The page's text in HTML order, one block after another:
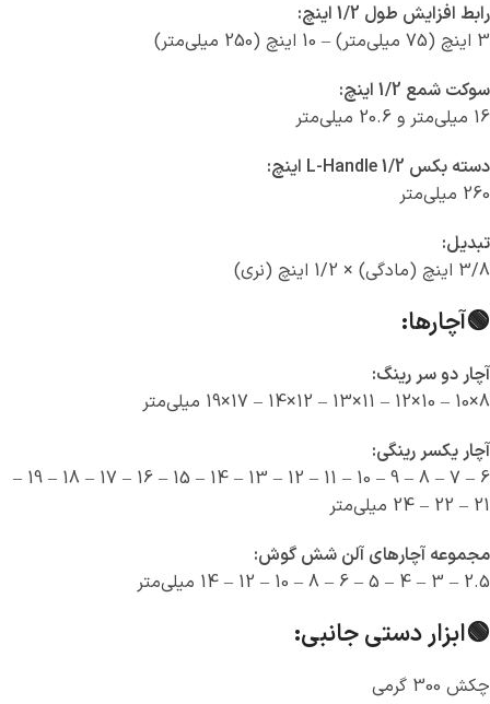
رابط افزایش طول 1/2 اینچ:
3 اینچ (75 میلی‌متر) – 10 اینچ (250 میلی‌متر)
سوکت شمع 1/2 اینچ:
16 میلی‌متر و 20.6 میلی‌متر
دسته بکس L-Handle 1/2 اینچ:
260 میلی‌متر
تبدیل:
3/8 اینچ (مادگی) × 1/2 اینچ (نری)
🟢آچارها:
آچار دو سر رینگ:
8×10 – 10×12 – 11×13 – 12×14 – 17×19 میلی‌متر
آچار یکسر رینگی:
6 – 7 – 8 – 9 – 10 – 11 – 12 – 13 – 14 – 15 – 16 – 17 – 18 – 19 –
21 – 22 – 24 میلی‌متر
مجموعه آچارهای آلن شش گوش:
2.5 – 3 – 4 – 5 – 6 – 8 – 10 – 12 – 14 میلی‌متر
🟢ابزار دستی جانبی:
چکش 300 گرمی